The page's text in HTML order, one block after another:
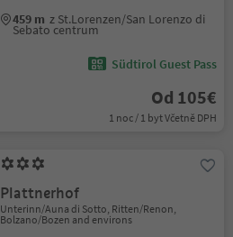
459 m z St.Lorenzen/San Lorenzo di
Sebato centrum
Südtirol Guest Pass
Od 105€
1 noc / 1 byt Včetně DPH
Plattnerhof
Unterinn/Auna di Sotto, Ritten/Renon,
Bolzano/Bozen and environs